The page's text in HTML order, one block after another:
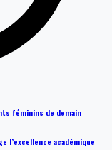
féminins de demain
l’excellence académique